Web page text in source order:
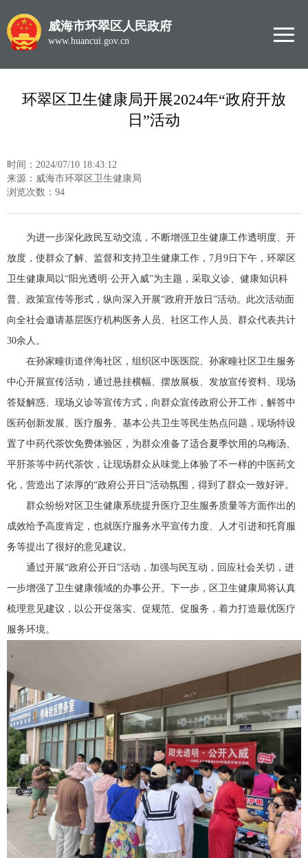
威海市环翠区人民政府
www.huancui.gov.cn
环翠区卫生健康局开展2024年“政府开放
日”活动
时间：2024/07/10 18:43:12
来源：威海市环翠区卫生健康局
浏览次数： 94
为进一步深化政民互动交流，不断增强卫生健康工作透明度、开
放度，使群众了解、监督和支持卫生健康工作，7月9日下午，环翠区
卫生健康局以“阳光透明·公开入威”为主题，采取义诊、健康知识科
普、政策宣传等形式，纵向深入开展“政府开放日”活动。此次活动面
向全社会邀请基层医疗机构医务人员、社区工作人员、群众代表共计
30余人。
在孙家疃街道伴海社区，组织区中医医院、孙家疃社区卫生服务
中心开展宣传活动，通过悬挂横幅、摆放展板、发放宣传资料、现场
答疑解惑、现场义诊等宣传方式，向群众宣传政府公开工作，解答中
医药创新发展、医疗服务、基本公共卫生等民生热点问题，现场特设
置了中药代茶饮免费体验区，为群众准备了适合夏季饮用的乌梅汤、
平肝茶等中药代茶饮，让现场群众从味觉上体验了不一样的中医药文
化，营造出了浓厚的“政府公开日”活动氛围，得到了群众一致好评。
群众纷纷对区卫生健康系统提升医疗卫生服务质量等方面作出的
成效给予高度肯定，也就医疗服务水平宣传力度、人才引进和托育服
务等提出了很好的意见建议。
通过开展“政府公开日”活动，加强与民互动，回应社会关切，进
一步增强了卫生健康领域的办事公开。下一步，区卫生健康局将认真
梳理意见建议，以公开促落实、促规范、促服务，着力打造最优医疗
服务环境。